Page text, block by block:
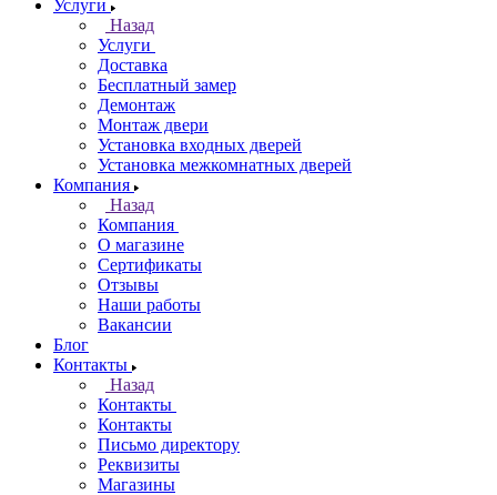
Услуги
Назад
Услуги
Доставка
Бесплатный замер
Демонтаж
Монтаж двери
Установка входных дверей
Установка межкомнатных дверей
Компания
Назад
Компания
О магазине
Сертификаты
Отзывы
Наши работы
Вакансии
Блог
Контакты
Назад
Контакты
Контакты
Письмо директору
Реквизиты
Магазины